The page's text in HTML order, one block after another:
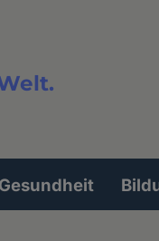
Gesundheit